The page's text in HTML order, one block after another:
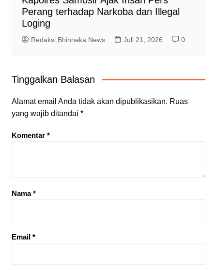
Perang terhadap Narkoba dan Illegal
Loging
Redaksi Bhinneka News Juli 21, 2026 0
Tinggalkan Balasan
Alamat email Anda tidak akan dipublikasikan. Ruas
yang wajib ditandai *
Komentar *
Nama*
Email *